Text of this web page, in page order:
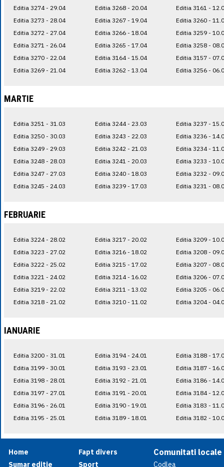
Editia 3274 - 29.04
Editia 3273 - 28.04
Editia 3272 - 27.04
Editia 3271 - 26.04
Editia 3270 - 22.04
Editia 3269 - 21.04
Editia 3268 - 20.04
Editia 3267 - 19.04
Editia 3266 - 18.04
Editia 3265 - 17.04
Editia 3164 - 15.04
Editia 3262 - 13.04
Editia 3161 -
Editia 3260 -
Editia 3259 -
Editia 3258 -
Editia 3157 -
Editia 3256 -
MARTIE
Editia 3251 - 31.03
Editia 3250 - 30.03
Editia 3249 - 29.03
Editia 3248 - 28.03
Editia 3247 - 27.03
Editia 3245 - 24.03
Editia 3244 - 23.03
Editia 3243 - 22.03
Editia 3242 - 21.03
Editia 3241 - 20.03
Editia 3240 - 18.03
Editia 3239 - 17.03
Editia 3237 -
Editia 3236 -
Editia 3234 -
Editia 3233 -
Editia 3232 -
Editia 3231 -
FEBRUARIE
Editia 3224 - 28.02
Editia 3223 - 27.02
Editia 3222 - 25.02
Editia 3221 - 24.02
Editia 3219 - 22.02
Editia 3218 - 21.02
Editia 3217 - 20.02
Editia 3216 - 18.02
Editia 3215 - 17.02
Editia 3214 - 16.02
Editia 3211 - 13.02
Editia 3210 - 11.02
Editia 3209 -
Editia 3208 -
Editia 3207 -
Editia 3206 -
Editia 3205 -
Editia 3204 -
IANUARIE
Editia 3200 - 31.01
Editia 3199 - 30.01
Editia 3198 - 28.01
Editia 3197 - 27.01
Editia 3196 - 26.01
Editia 3195 - 25.01
Editia 3194 - 24.01
Editia 3193 - 23.01
Editia 3192 - 21.01
Editia 3191 - 20.01
Editia 3190 - 19.01
Editia 3189 - 18.01
Editia 3188 -
Editia 3187 -
Editia 3186 -
Editia 3184 -
Editia 3183 -
Editia 3182 -
Home
Sumar editie
Fapt divers
Sport
Comunitati locale
Codlea